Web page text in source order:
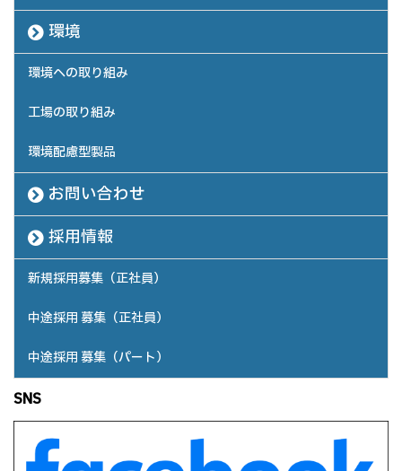
環境
環境への取り組み
工場の取り組み
環境配慮型製品
お問い合わせ
採用情報
新規採用募集（正社員）
中途採用 募集（正社員）
中途採用 募集（パート）
SNS